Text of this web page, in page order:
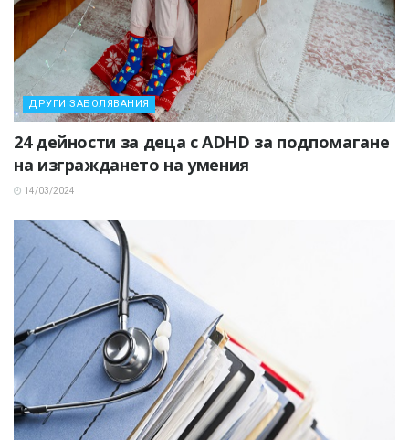
ДРУГИ ЗАБОЛЯВАНИЯ
24 дейности за деца с ADHD за подпомагане
на изграждането на умения
14/03/2024